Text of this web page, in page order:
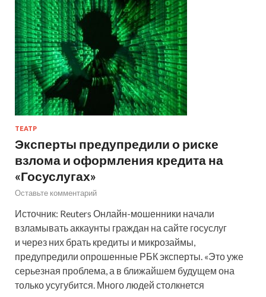
ТЕАТР
Эксперты предупредили о риске
взлома и оформления кредита на
«Госуслугах»
Оставьте комментарий
Источник: Reuters Онлайн-мошенники начали
взламывать аккаунты граждан на сайте госуслуг
и через них брать кредиты и микрозаймы,
предупредили опрошенные РБК эксперты. «Это уже
серьезная проблема, а в ближайшем будущем она
только усугубится. Много людей столкнется